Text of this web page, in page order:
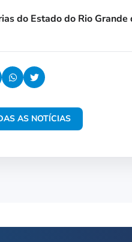
do Estado do Rio Grande
AS NOTÍCIAS